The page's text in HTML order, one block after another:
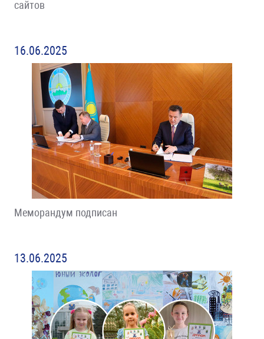
сайтов
16.06.2025
Меморандум подписан
13.06.2025